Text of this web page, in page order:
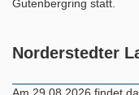
Gutenbergring statt.
Norderstedter